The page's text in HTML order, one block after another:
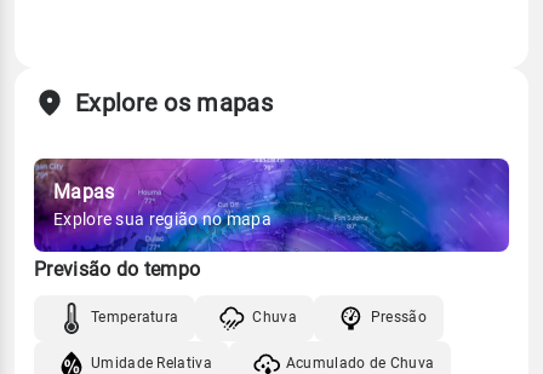
Explore os mapas
Mapas
Explore sua região no mapa
Previsão do tempo
Temperatura Chuva Pressão
Umidade Relativa Acumulado de Chuva